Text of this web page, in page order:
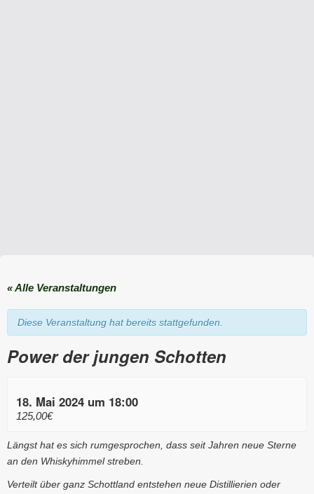
« Alle Veranstaltungen
Diese Veranstaltung hat bereits stattgefunden.
Power der jungen Schotten
18. Mai 2024 um 18:00
125,00€
Längst hat es sich rumgesprochen, dass seit Jahren neue Sterne
an den Whiskyhimmel streben.
Verteilt über ganz Schottland entstehen neue Distillierien oder